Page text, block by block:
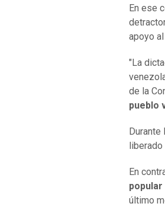
En ese
apoyo
"La
de la
pueblo
En
último